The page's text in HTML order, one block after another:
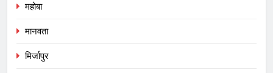
महोबा
मानवता
मिर्जापुर